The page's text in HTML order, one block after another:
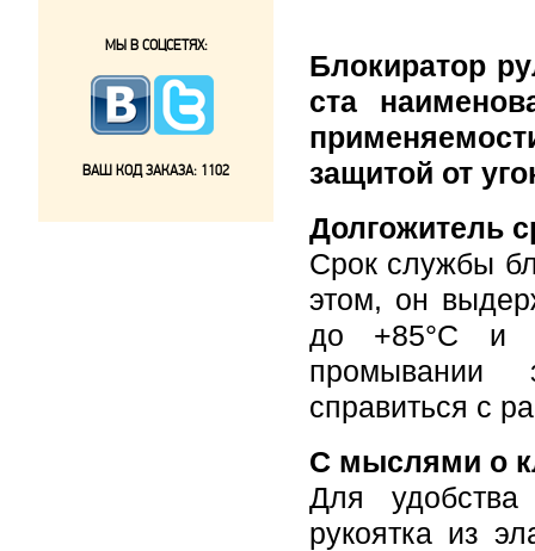
Блокиратор
ста
защитой от
Долгожитель
Срок службы
этом, он
до +85°С и
промывании
справиться с
С мыслями о
Для удобства
рукоятка из
МЫ В СОЦСЕТЯХ:
ВАШ КОД ЗАКАЗА: 1102